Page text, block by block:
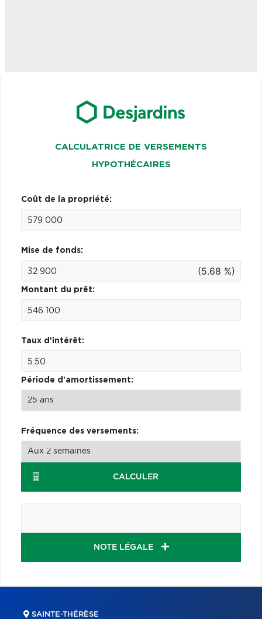
CALCULATRICE DE VERSEMENTS
HYPOTHÉCAIRES
Coût de la propriété:
Mise de fonds:
(5.68 %)
Montant du prêt:
Taux d'intérêt:
Période d'amortissement:
Fréquence des versements:
CALCULER
NOTE LÉGALE
SAINTE-THÉRÈSE